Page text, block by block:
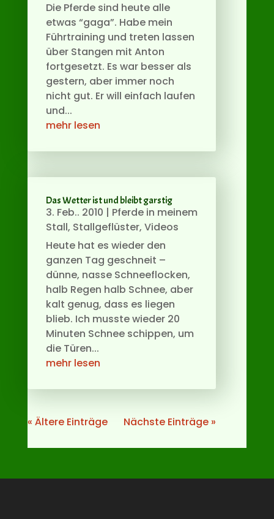
Die Pferde sind heute alle
etwas “gaga”. Habe mein
Führtraining und treten lassen
über Stangen mit Anton
fortgesetzt. Es war besser als
gestern, aber immer noch
nicht gut. Er will einfach laufen
und...
mehr lesen
Das Wetter ist und bleibt garstig
3. Feb.. 2010 | Pferde in meinem
Stall, Stallgeflüster, Videos
Heute hat es wieder den
ganzen Tag geschneit –
dünne, nasse Schneeflocken,
halb Regen halb Schnee, aber
kalt genug, dass es liegen
blieb. Ich musste wieder 20
Minuten Schnee schippen, um
die Türen...
mehr lesen
« Ältere Einträge Nächste Einträge »